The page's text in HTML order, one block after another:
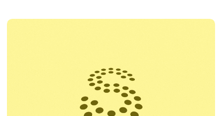
SAPX